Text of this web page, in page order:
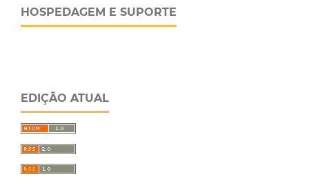
HOSPEDAGEM E SUPORTE
EDIÇÃO ATUAL